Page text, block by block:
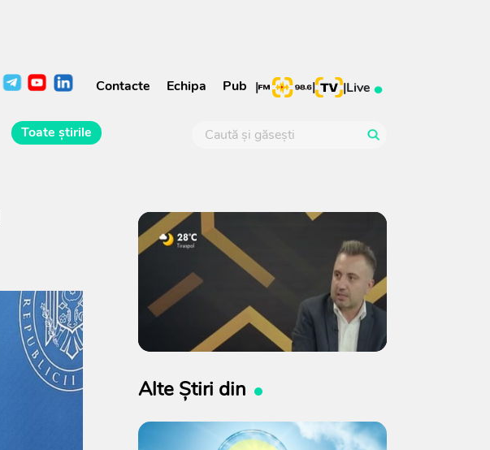
Contacte Echipa Pub | | |Live
Toate știrile
Alte Știri din